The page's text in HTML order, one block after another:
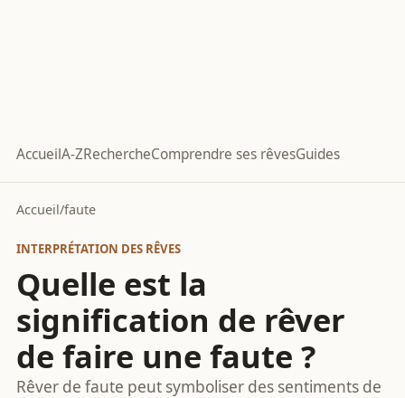
AccueilA-ZRechercheComprendre ses rêvesGuides
Accueil/faute
INTERPRÉTATION DES RÊVES
Quelle est la
signification de rêver
de faire une faute ?
Rêver de faute peut symboliser des sentiments de